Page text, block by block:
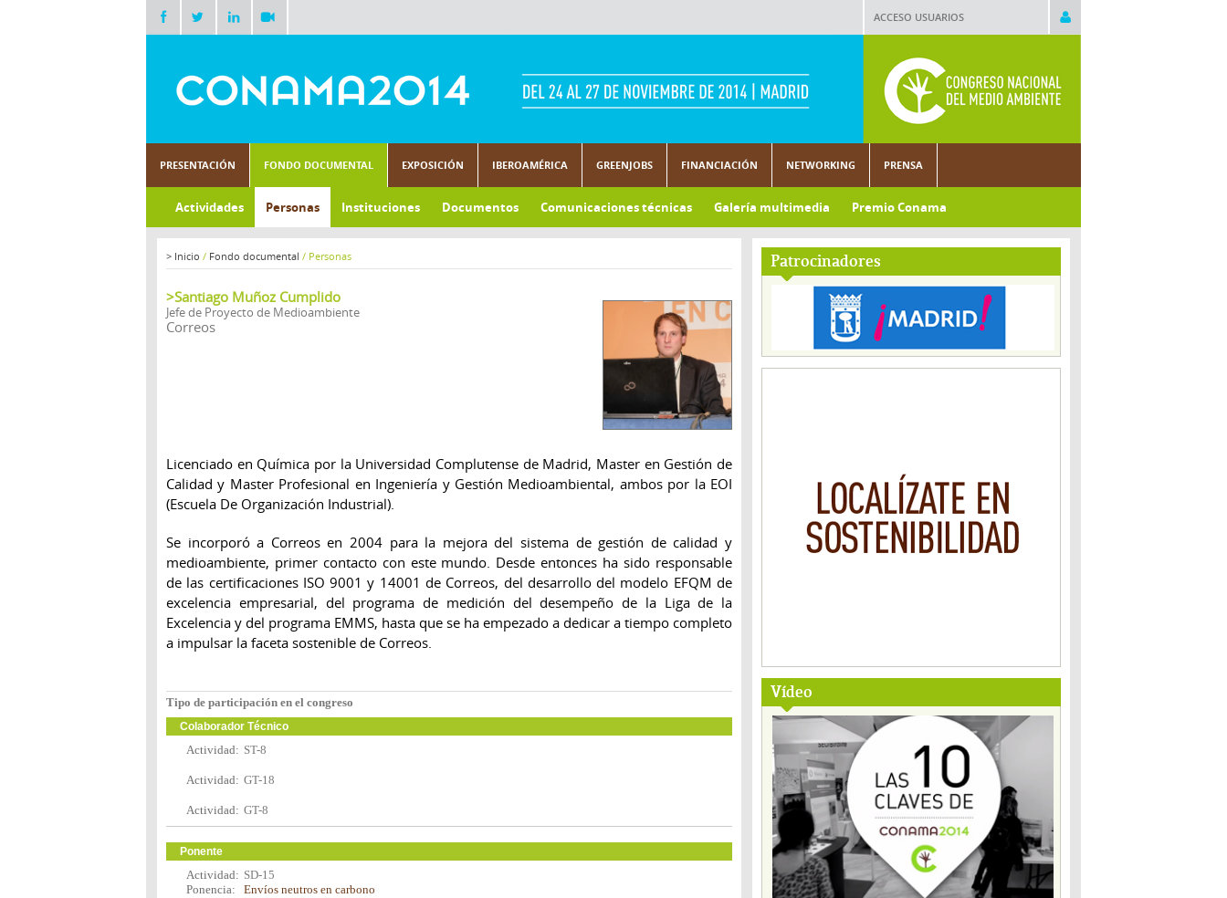
ACCESO USUARIOS
PRESENTACIÓN FONDO DOCUMENTAL EXPOSICIÓN IBEROAMÉRICA GREENJOBS FINANCIACIÓN NETWORKING PRENSA
Actividades Personas Instituciones Documentos Comunicaciones técnicas Galería multimedia Premio Conama
Patrocinadores
Vídeo
> Inicio / Fondo documental / Personas
>Santiago Muñoz Cumplido
Jefe de Proyecto de Medioambiente
Correos
Licenciado en Química por la Universidad Complutense de Madrid, Master en Gestión de
Calidad y Master Profesional en Ingeniería y Gestión Medioambiental, ambos por la EOI
(Escuela De Organización Industrial).
Se incorporó a Correos en 2004 para la mejora del sistema de gestión de calidad y
medioambiente, primer contacto con este mundo. Desde entonces ha sido responsable
de las certificaciones ISO 9001 y 14001 de Correos, del desarrollo del modelo EFQM de
excelencia empresarial, del programa de medición del desempeño de la Liga de la
Excelencia y del programa EMMS, hasta que se ha empezado a dedicar a tiempo completo
a impulsar la faceta sostenible de Correos.
Tipo de participación en el congreso
Colaborador Técnico
Actividad: ST-8
Actividad: GT-18
Actividad: GT-8
Ponente
Actividad: SD-15
Ponencia:
Envíos neutros en carbono